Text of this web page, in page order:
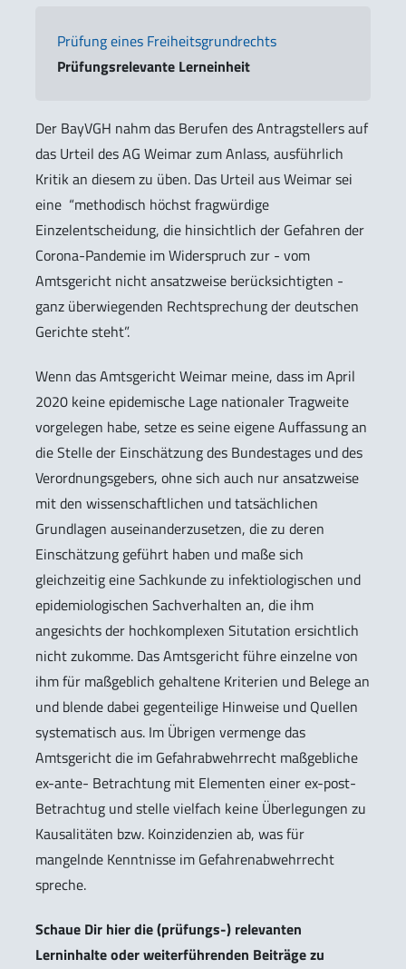
Prüfung eines Freiheitsgrundrechts
Prüfungsrelevante Lerneinheit
Der BayVGH nahm das Berufen des Antragstellers auf
das Urteil des AG Weimar zum Anlass, ausführlich
Kritik an diesem zu üben. Das Urteil aus Weimar sei
eine “methodisch höchst fragwürdige
Einzelentscheidung, die hinsichtlich der Gefahren der
Corona-Pandemie im Widerspruch zur - vom
Amtsgericht nicht ansatzweise berücksichtigten -
ganz überwiegenden Rechtsprechung der deutschen
Gerichte steht”.
Wenn das Amtsgericht Weimar meine, dass im April
2020 keine epidemische Lage nationaler Tragweite
vorgelegen habe, setze es seine eigene Auffassung an
die Stelle der Einschätzung des Bundestages und des
Verordnungsgebers, ohne sich auch nur ansatzweise
mit den wissenschaftlichen und tatsächlichen
Grundlagen auseinanderzusetzen, die zu deren
Einschätzung geführt haben und maße sich
gleichzeitig eine Sachkunde zu infektiologischen und
epidemiologischen Sachverhalten an, die ihm
angesichts der hochkomplexen Situtation ersichtlich
nicht zukomme. Das Amtsgericht führe einzelne von
ihm für maßgeblich gehaltene Kriterien und Belege an
und blende dabei gegenteilige Hinweise und Quellen
systematisch aus. Im Übrigen vermenge das
Amtsgericht die im Gefahrabwehrrecht maßgebliche
ex-ante- Betrachtung mit Elementen einer ex-post-
Betrachtug und stelle vielfach keine Überlegungen zu
Kausalitäten bzw. Koinzidenzien ab, was für
mangelnde Kenntnisse im Gefahrenabwehrrecht
spreche.
Schaue Dir hier die (prüfungs-) relevanten
Lerninhalte oder weiterführenden Beiträge zu